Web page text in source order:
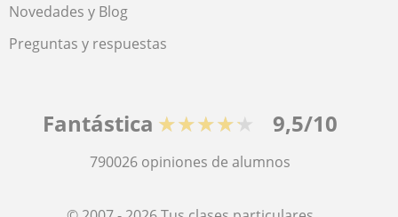
Novedades y Blog
Preguntas y respuestas
Fantástica ★★★★★ 9,5/10
790026 opiniones de alumnos